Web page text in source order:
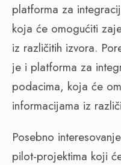
platforma za
koja će omogućiti
iz različitih izvora.
je i platforma za
podacima, koja će
informacijama iz
Posebno
pilot-projektima koji